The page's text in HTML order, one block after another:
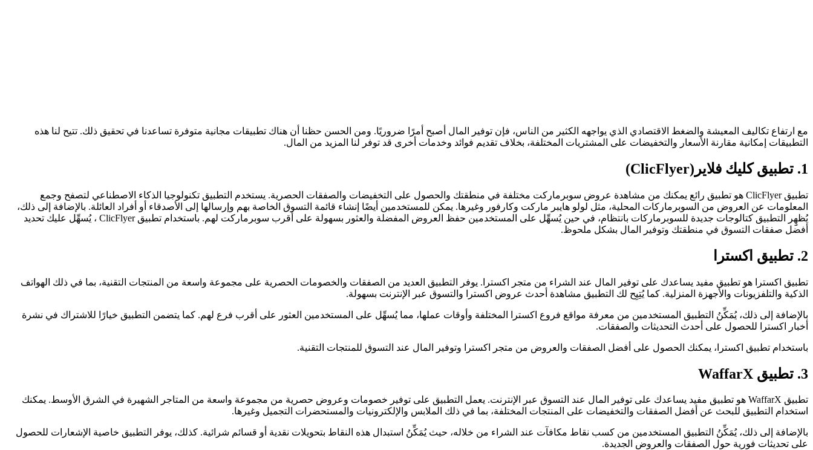
مع ارتفاع تكاليف المعيشة والضغط الاقتصادي الذي يواجهه الكثير من الناس، فإن توفير المال أصبح أمرًا ضروريًا. ومن الحسن حظنا أن هناك تطبيقات مجانية متوفرة تساعدنا في تحقيق ذلك. تتيح لنا هذه
التطبيقات إمكانية مقارنة الأسعار والتخفيضات على المشتريات المختلفة، بخلاف تقديم فوائد وخدمات أخرى قد توفر لنا المزيد من المال.
1. تطبيق كليك فلاير(ClicFlyer)
تطبيق ClicFlyer هو تطبيق رائع يمكنك من مشاهدة عروض سوبرماركت مختلفة في منطقتك والحصول على التخفيضات والصفقات الحصرية. يستخدم التطبيق تكنولوجيا الذكاء الاصطناعي لتصفح وجمع
المعلومات عن العروض من السوبرماركات المحلية، مثل لولو هايبر ماركت وكارفور وغيرها. يمكن للمستخدمين أيضًا إنشاء قائمة التسوق الخاصة بهم وإرسالها إلى الأصدقاء أو أفراد العائلة. بالإضافة إلى ذلك،
يُظهِِِر التطبيق كتالوجات جديدة للسوبرماركات بانتظام، في حين يُسهِّل على المستخدمين حفظ العروض المفضلة والعثور بسهولة على أقرب سوبرماركت لهم. باستخدام تطبيق ClicFlyer ، يُسهِّل عليك تحديد
أفضل صفقات التسوق في منطقتك وتوفير المال بشكل ملحوظ.
2. تطبيق اكسترا
تطبيق اكسترا هو تطبيق مفيد يساعدك على توفير المال عند الشراء من متجر اكسترا. يوفر التطبيق العديد من الصفقات والخصومات الحصرية على مجموعة واسعة من المنتجات التقنية، بما في ذلك الهواتف
الذكية والتلفزيونات والأجهزة المنزلية. كما يُتِيِح لك التطبيق مشاهدة أحدث عروض اكسترا والتسوق عبر الإنترنت بسهولة.
بالإضافة إلى ذلك، يُمَكِّنُ التطبيق المستخدمين من معرفة مواقع فروع اكسترا المختلفة وأوقات عملها، مما يُسهِّل على المستخدمين العثور على أقرب فرع لهم. كما يتضمن التطبيق خيارًا للاشتراك في نشرة
أخبار اكسترا للحصول على أحدث التحديثات والصفقات.
باستخدام تطبيق اكسترا، يمكنك الحصول على أفضل الصفقات والعروض من متجر اكسترا وتوفير المال عند التسوق للمنتجات التقنية.
3. تطبيق WaffarX
تطبيق WaffarX هو تطبيق مفيد يساعدك على توفير المال عند التسوق عبر الإنترنت. يعمل التطبيق على توفير خصومات وعروض حصرية من مجموعة واسعة من المتاجر الشهيرة في الشرق الأوسط. يمكنك
استخدام التطبيق للبحث عن أفضل الصفقات والتخفيضات على المنتجات المختلفة، بما في ذلك الملابس والإلكترونيات والمستحضرات التجميل وغيرها.
بالإضافة إلى ذلك، يُمَكِّنُ التطبيق المستخدمين من كسب نقاط مكافآت عند الشراء من خلاله، حيث يُمَكِّنُ استبدال هذه النقاط بتحويلات نقدية أو قسائم شرائية. كذلك، يوفر التطبيق خاصية الإشعارات للحصول
على تحديثات فورية حول الصفقات والعروض الجديدة.